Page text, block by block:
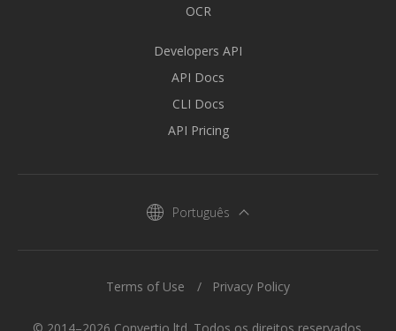
OCR
Developers API
API Docs
CLI Docs
API Pricing
Português
Terms of Use Privacy Policy